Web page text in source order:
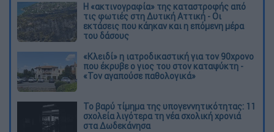
Η «ακτινογραφία» της καταστροφής από
τις φωτιές στη Δυτική Αττική - Οι
εκτάσεις που κάηκαν και η επόμενη μέρα
του δάσους
«Κλειδί» η ιατροδικαστική για τον 90χρονο
που έκρυβε ο γιος του στον καταψύκτη -
«Τον αγαπούσε παθολογικά»
Το βαρύ τίμημα της υπογεννητικότητας: 11
σχολεία λιγότερα τη νέα σχολική χρονιά
στα Δωδεκάνησα